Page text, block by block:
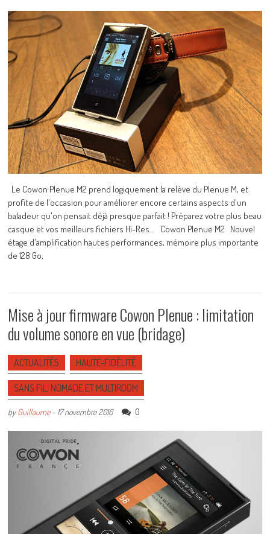
Le Cowon Plenue M2 prend logiquement la relève du Plenue M, et
profite de l'occasion pour améliorer encore certains aspects d'un
baladeur qu'on pensait déjà presque parfait ! Préparez votre plus beau
casque et vos meilleurs fichiers Hi-Res... Cowon Plenue M2 Nouvel
étage d'amplification hautes performances, mémoire plus importante
de 128 Go,
Mise à jour firmware Cowon Plenue : limitation
du volume sonore en vue (bridage)
ACTUALITÉS HAUTE-FIDÉLITÉ
SANS FIL, NOMADE ET MULTIROOM
byGuillaume- 17 novembre 2016 0